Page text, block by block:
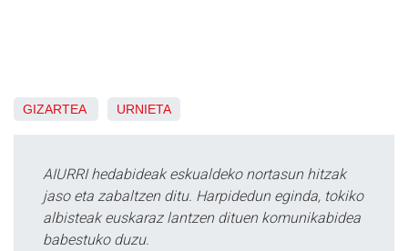
GIZARTEA URNIETA
AIURRI hedabideak eskualdeko nortasun hitzak
jaso eta zabaltzen ditu. Harpidedun eginda, tokiko
albisteak euskaraz lantzen dituen komunikabidea
babestuko duzu.